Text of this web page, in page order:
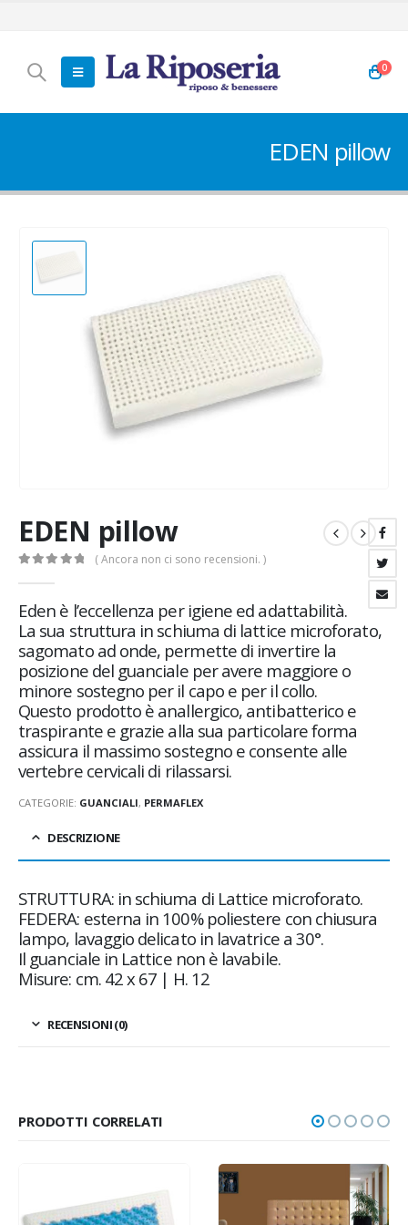
0
EDEN pillow
EDEN pillow
( Ancora non ci sono recensioni. )
Eden è l’eccellenza per igiene ed adattabilità.
La sua struttura in schiuma di lattice microforato,
sagomato ad onde, permette di invertire la
posizione del guanciale per avere maggiore o
minore sostegno per il capo e per il collo.
Questo prodotto è anallergico, antibatterico e
traspirante e grazie alla sua particolare forma
assicura il massimo sostegno e consente alle
vertebre cervicali di rilassarsi.
CATEGORIE: GUANCIALI, PERMAFLEX
DESCRIZIONE
STRUTTURA: in schiuma di Lattice microforato.
FEDERA: esterna in 100% poliestere con chiusura
lampo, lavaggio delicato in lavatrice a 30°.
Il guanciale in Lattice non è lavabile.
Misure: cm. 42 x 67 | H. 12
RECENSIONI (0)
PRODOTTI CORRELATI